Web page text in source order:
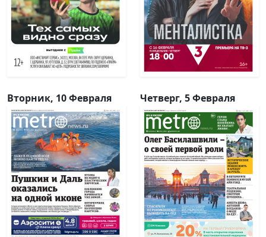
Вторник, 10 Февраля Четверг, 5 Февраля